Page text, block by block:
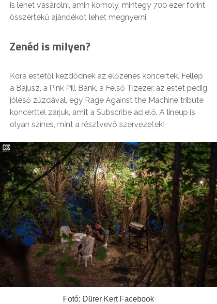
is lehet vásárolni, amin komoly, mintegy 700 ezer forint
összértékű ajándékot lehet megnyerni.
Zenéd is milyen?
Kora estétől kezdődnek az élőzenés koncertek. Fellép
a Bajusz, a Pink Pill Bank, a Felső Tízezer, az estet pedig
jóleső zúzdával, egy Rage Against the Machine tribute
koncerttel zárjuk, amit a Subscribe ad elő. A lineup is
olyan színes, mint a résztvevő szervezetek!
Fotó: Dürer Kert Facebook